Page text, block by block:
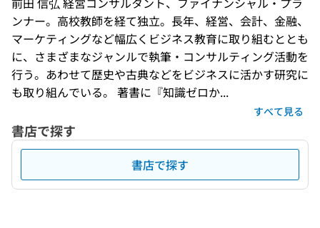
ンナー。高校教師を経て独立。長年、経営、会計、金融、
マーケティングなど幅広くビジネス教育に取り組むととも
に、さまざまなジャンルで執筆・コンサルティング活動を
行う。あわせて歴史や古典などをビジネスに活かす研究に
も取り組んでいる。 著書に『知識ゼロか...
すべて見る
書店で探す
書店で探す